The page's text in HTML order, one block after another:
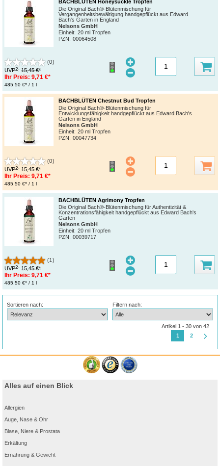
BACHBLÜTEN Honeysuckle Tropfen
Die Original Bach®-Blütenmischung für
Vergangenheitsbewältigung handgepflückt aus Edward
Bach's Garten in England
Nelsons GmbH
Einheit: 20 ml Tropfen
PZN: 00064508
(0)
UVP2: 15,45 €*
Ihr Preis: 9,71 €*
485,50 €* / 1 l
BACHBLÜTEN Chestnut Bud Tropfen
Die Original Bach®-Blütenmischung für
Entwicklungsfähigkeit handgepflückt aus Edward Bach's
Garten in England
Nelsons GmbH
Einheit: 20 ml Tropfen
PZN: 00047734
(0)
UVP2: 15,45 €*
Ihr Preis: 9,71 €*
485,50 €* / 1 l
BACHBLÜTEN Agrimony Tropfen
Die Original Bach®-Blütenmischung für Authentizität &
Konzentrationsfähigkeit handgepflückt aus Edward Bach's
Garten
Nelsons GmbH
Einheit: 20 ml Tropfen
PZN: 00039717
(1)
UVP2: 15,45 €*
Ihr Preis: 9,71 €*
485,50 €* / 1 l
Sortieren nach: Filtern nach:
Artikel 1 - 30 von 42
1
2
Alles auf einen Blick
Allergien
Auge, Nase & Ohr
Blase, Niere & Prostata
Erkältung
Ernährung & Gewicht